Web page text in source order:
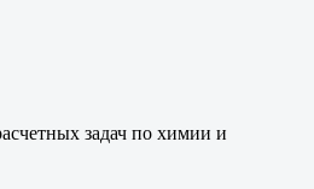
задач по химии и